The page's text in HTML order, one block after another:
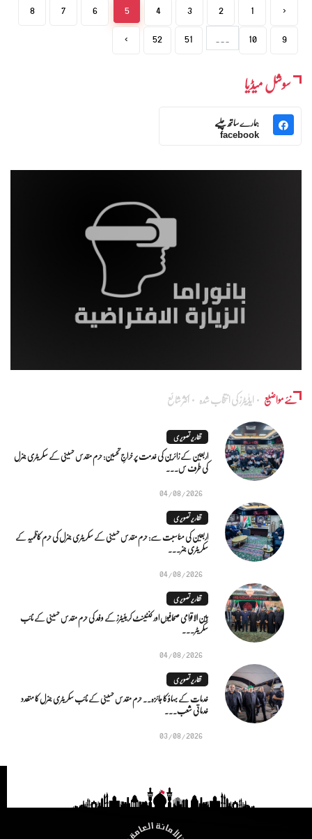
‹
1
2
3
4
5
6
7
8
9
10
...
51
52
›
سوشل میڈیا
ہمارے ساتھ چلیے
facebook
نئے مواضیع ایڈٰیٹرز کی انتخاب شدہ اکثر شائع
تقاریر تصویری
اربعین کے زائرین کی خدمت پر خراجِ تحسین: حرم مقدس حسینی کے سکریٹری جنرل
کی طرف س...
04/08/2026
تقاریر تصویری
اربعین کی مناسبت سے: حرم مقدس حسینی کے سکریٹری جنرل کی حرم کاظمیہ کے
سکریٹری جنر...
04/08/2026
تقاریر تصویری
بین الاقوامی صحافیوں اور کنٹینٹ کریئیٹرز کے وفد کی حرم مقدس حسینی کے نائب
سکریٹر...
04/08/2026
تقاریر تصویری
خدمات کے بہاؤ کا جائزہ.. حرم مقدس حسینی کے نائب سکریٹری جنرل کا متعدد
خدماتی شعب...
03/08/2026